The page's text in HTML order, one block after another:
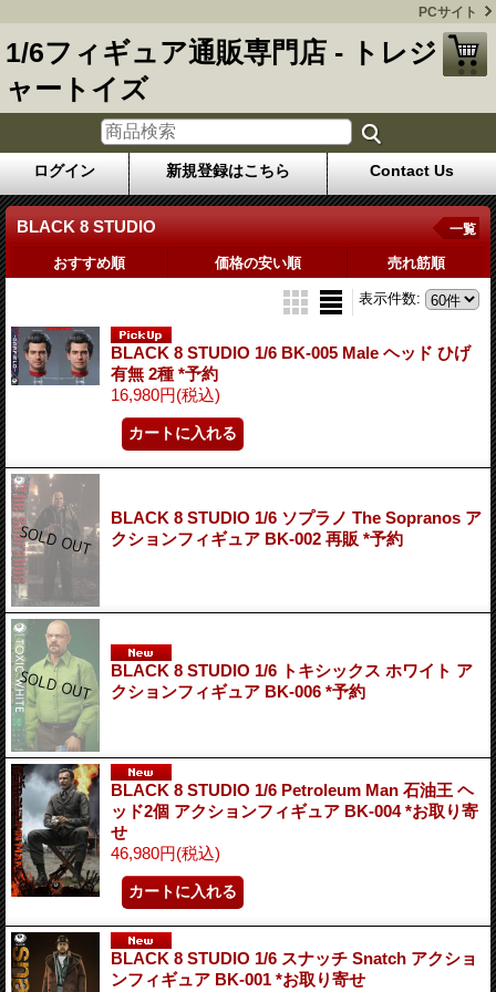
PCサイト
1/6フィギュア通販専門店 - トレジ
ャートイズ
ログイン 新規登録はこちら Contact Us
BLACK 8 STUDIO 一覧
おすすめ順 価格の安い順 売れ筋順
表示件数:
BLACK 8 STUDIO 1/6 BK-005 Male ヘッド ひげ
有無 2種 *予約
16,980円(税込)
BLACK 8 STUDIO 1/6 ソプラノ The Sopranos ア
クションフィギュア BK-002 再販 *予約
BLACK 8 STUDIO 1/6 トキシックス ホワイト ア
クションフィギュア BK-006 *予約
BLACK 8 STUDIO 1/6 Petroleum Man 石油王 ヘ
ッド2個 アクションフィギュア BK-004 *お取り寄
せ
46,980円(税込)
BLACK 8 STUDIO 1/6 スナッチ Snatch アクショ
ンフィギュア BK-001 *お取り寄せ